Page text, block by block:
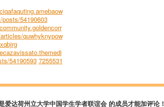
posts/54190603
quwhyknypow
54190593 7255531
爱达荷州立大学中国学生学者联谊会 的成员才能加评论！